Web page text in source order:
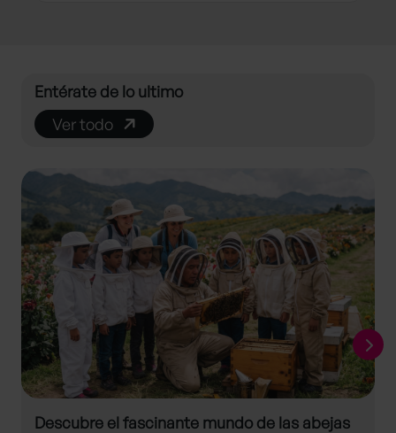
Entérate de lo ultimo
Ver todo
Descubre el fascinante mundo de las abejas